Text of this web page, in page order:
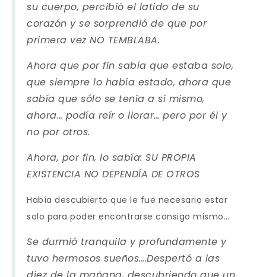
su cuerpo, percibió el latido de su
corazón y se sorprendió de que por
primera vez NO TEMBLABA.
Ahora que por fin sabía que estaba solo,
que siempre lo había estado, ahora que
sabía que sólo se tenía a sí mismo,
ahora… podía reír o llorar… pero por él y
no por otros.
Ahora, por fin, lo sabía: SU PROPIA
EXISTENCIA NO DEPENDÍA DE OTROS
Había descubierto que le fue necesario estar
solo para poder encontrarse consigo mismo…
Se durmió tranquila y profundamente y
tuvo hermosos sueños….Despertó a las